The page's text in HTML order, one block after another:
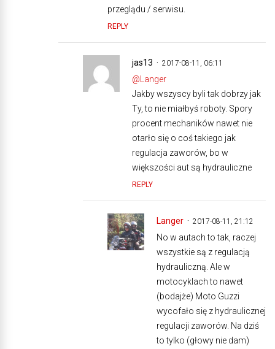
przeglądu / serwisu.
REPLY
jas13 2017-08-11, 06:11
@Langer
Jakby wszyscy byli tak dobrzy jak
Ty, to nie miałbyś roboty. Spory
procent mechaników nawet nie
otarło się o coś takiego jak
regulacja zaworów, bo w
większości aut są hydrauliczne
REPLY
Langer 2017-08-11, 21:12
No w autach to tak, raczej
wszystkie są z regulacją
hydrauliczną. Ale w
motocyklach to nawet
(bodajże) Moto Guzzi
wycofało się z hydraulicznej
regulacji zaworów. Na dziś
to tylko (głowy nie dam)